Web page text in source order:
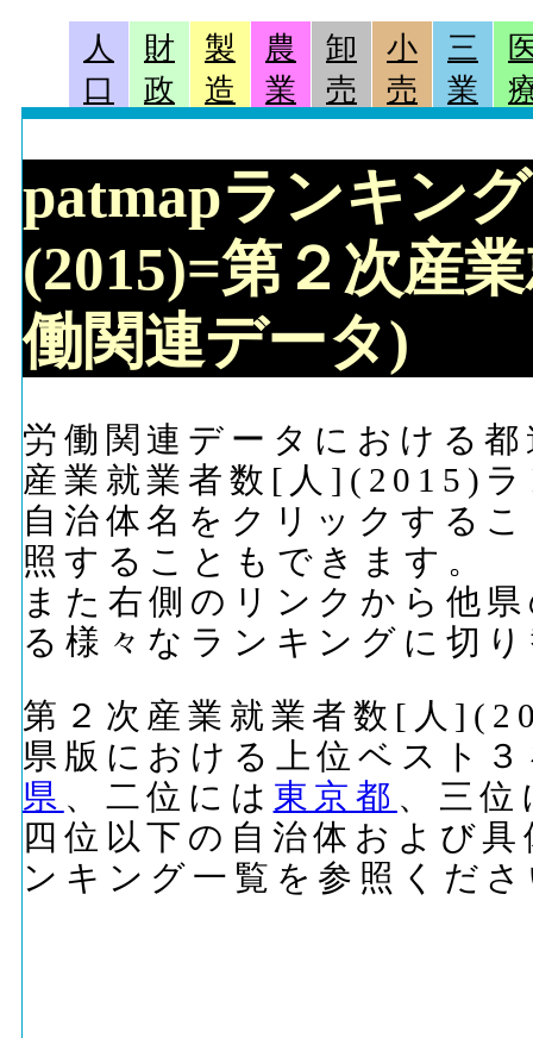
人
口
財
政
製
造
農
業
卸
売
小
売
三
業
patmapランキン
(2015)=第２次産
働関連データ)
労働関連データにおける
産業就業者数[人](2015)
自治体名をクリックする
照することもできます。
また右側のリンクから他
る様々なランキングに切
第２次産業就業者数[人
県版における上位ベスト
県 、二位には 東京都 、三位
四位以下の自治体および
ンキング一覧を参照くだ